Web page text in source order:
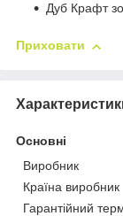
Дуб Крафт
Приховати
Основні
Виробник
Країна виробник
Гарантійний